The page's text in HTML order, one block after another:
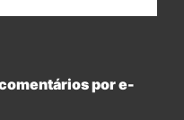
por e-